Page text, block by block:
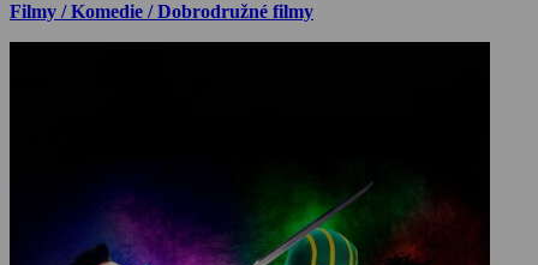
Filmy / Komedie / Dobrodružné filmy